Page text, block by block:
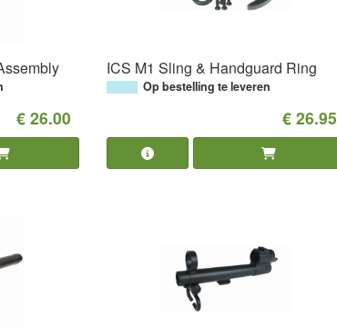
€ 26.00
ICS M1 Sling & Handguard Ring
Op bestelling te leveren
€ 26.95